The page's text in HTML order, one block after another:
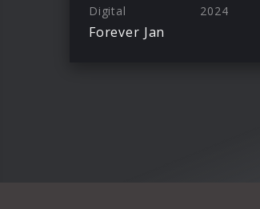
Digital 2024
Forever Jan